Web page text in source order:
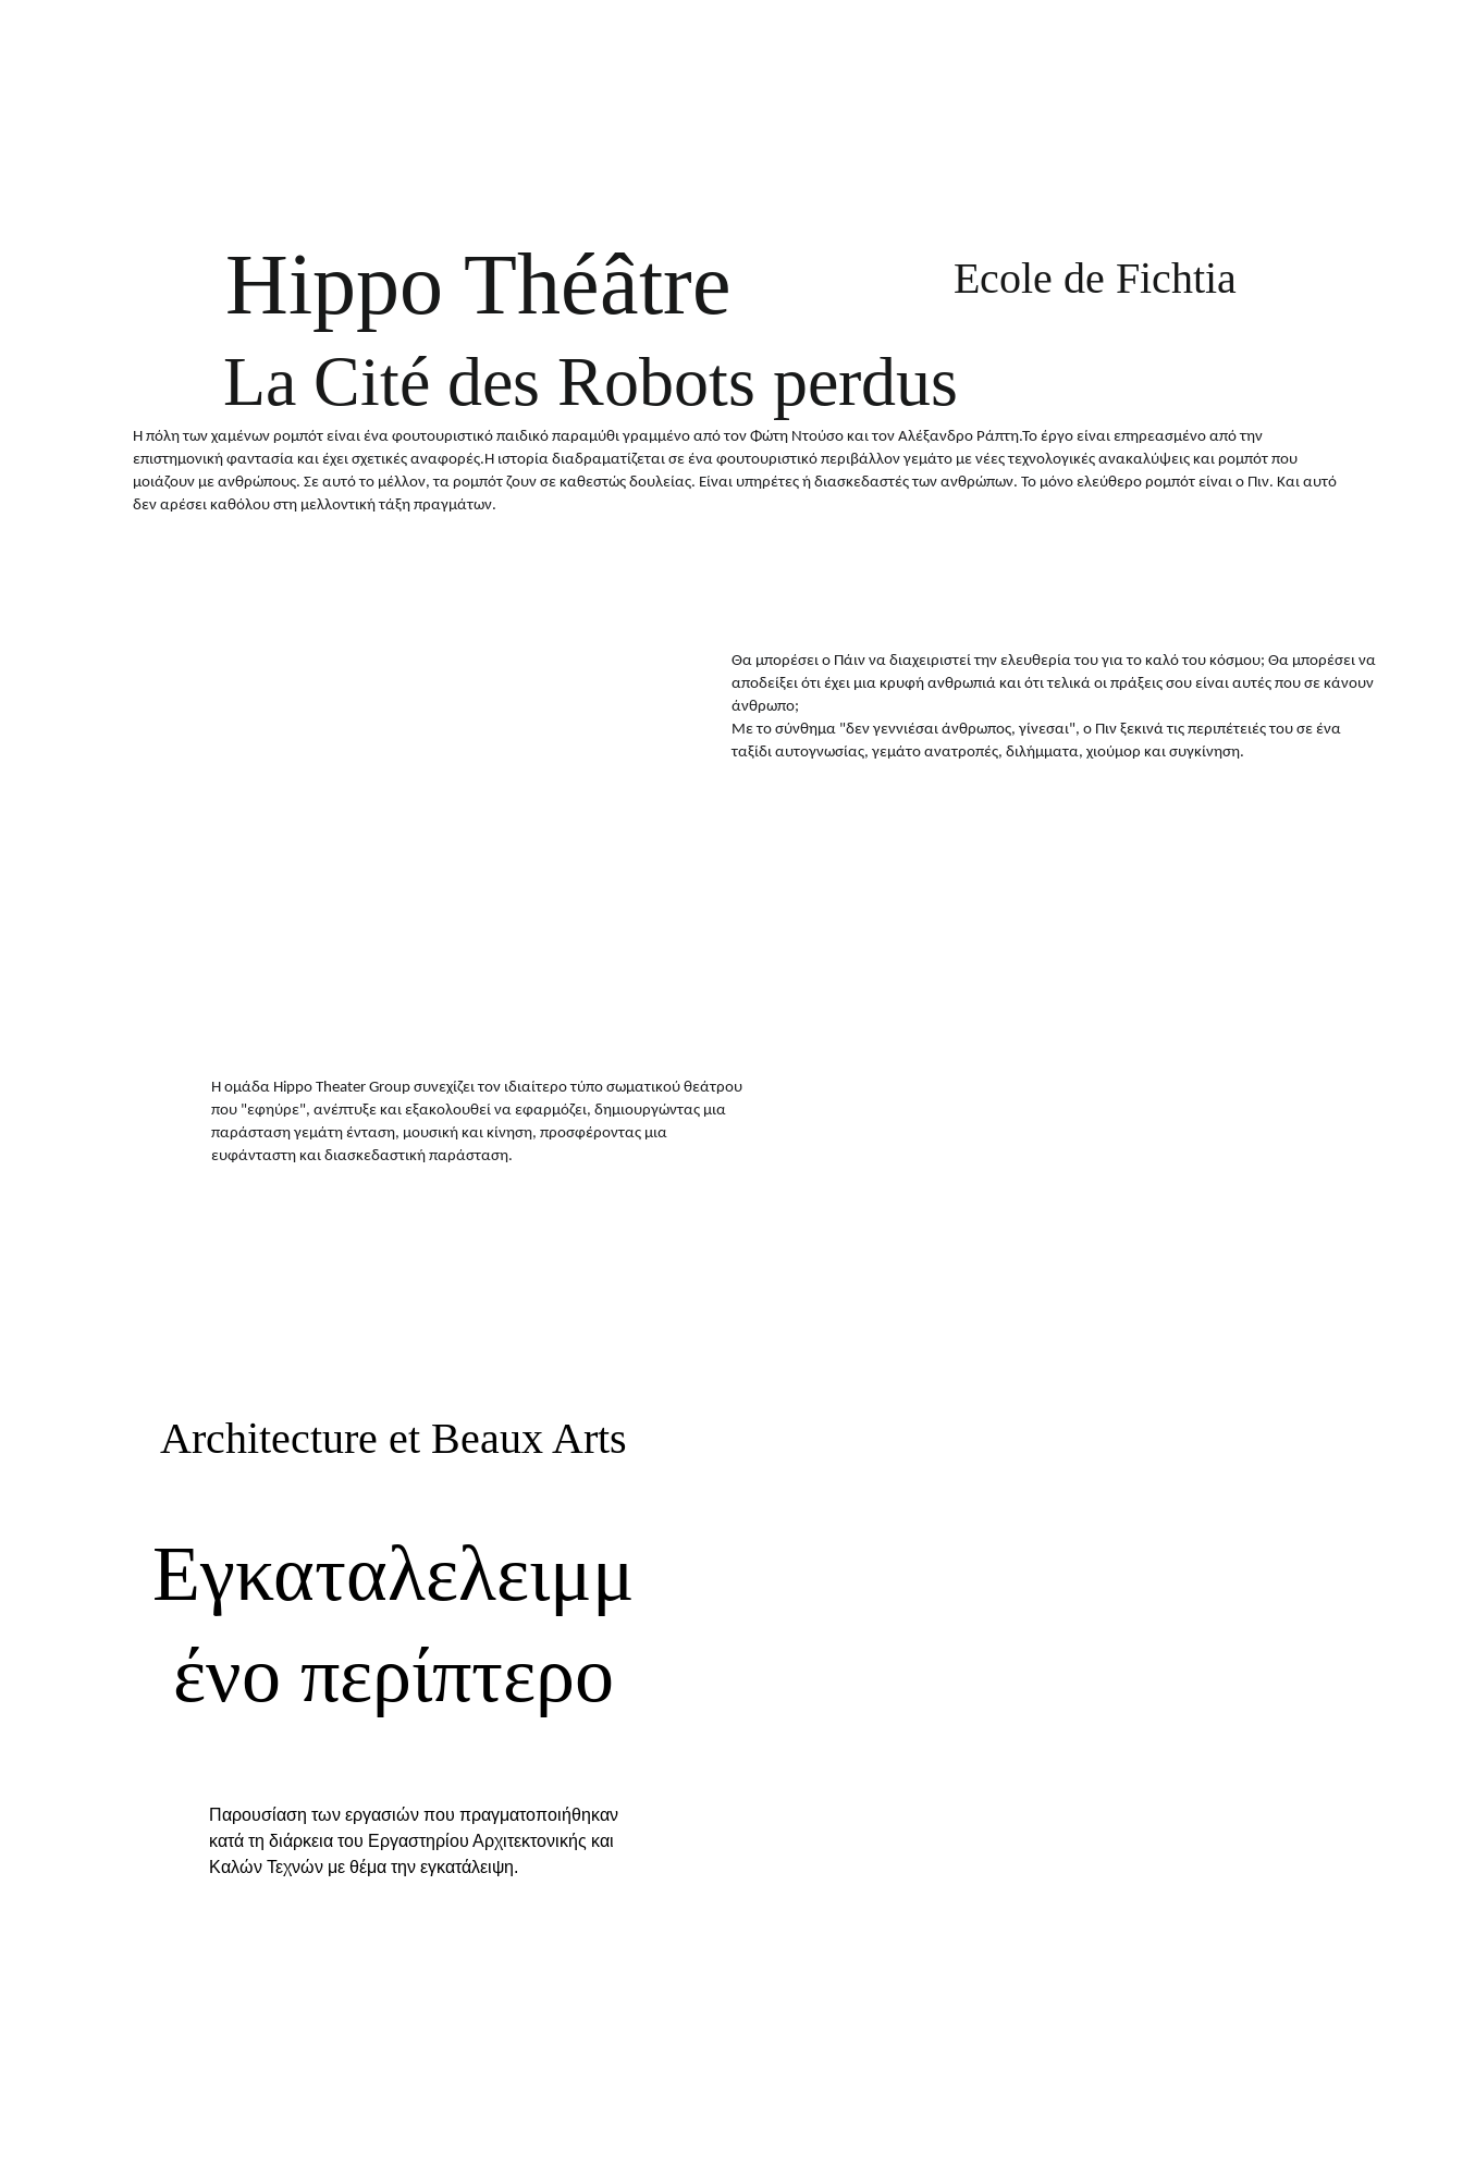
Η πόλη των χαμένων ρομπότ είναι ένα φουτουριστικό παιδικό παραμύθι γραμμένο από τον Φώτη Ντούσο και τον Αλέξανδρο Ράπτη.Το έργο είναι επηρεασμένο από την
επιστημονική φαντασία και έχει σχετικές αναφορές.Η ιστορία διαδραματίζεται σε ένα φουτουριστικό περιβάλλον γεμάτο με νέες τεχνολογικές ανακαλύψεις και ρομπότ που
μοιάζουν με ανθρώπους. Σε αυτό το μέλλον, τα ρομπότ ζουν σε καθεστώς δουλείας. Είναι υπηρέτες ή διασκεδαστές των ανθρώπων. Το μόνο ελεύθερο ρομπότ είναι ο Πιν. Και αυτό
δεν αρέσει καθόλου στη μελλοντική τάξη πραγμάτων.
Ecole de Fichtia
Hippo Théâtre
La Cité des Robots perdus
Θα μπορέσει ο Πάιν να διαχειριστεί την ελευθερία του για το καλό του κόσμου; Θα μπορέσει να
αποδείξει ότι έχει μια κρυφή ανθρωπιά και ότι τελικά οι πράξεις σου είναι αυτές που σε κάνουν
άνθρωπο;
Με το σύνθημα "δεν γεννιέσαι άνθρωπος, γίνεσαι", ο Πιν ξεκινά τις περιπέτειές του σε ένα
ταξίδι αυτογνωσίας, γεμάτο ανατροπές, διλήμματα, χιούμορ και συγκίνηση.
Η ομάδα Hippo Theater Group συνεχίζει τον ιδιαίτερο τύπο σωματικού θεάτρου
που "εφηύρε", ανέπτυξε και εξακολουθεί να εφαρμόζει, δημιουργώντας μια
παράσταση γεμάτη ένταση, μουσική και κίνηση, προσφέροντας μια
ευφάνταστη και διασκεδαστική παράσταση.
Architecture et Beaux Arts
Εγκαταλελειμμ
ένο περίπτερο
Παρουσίαση των εργασιών που πραγματοποιήθηκαν
κατά τη διάρκεια του Εργαστηρίου Αρχιτεκτονικής και
Καλών Τεχνών με θέμα την εγκατάλειψη.